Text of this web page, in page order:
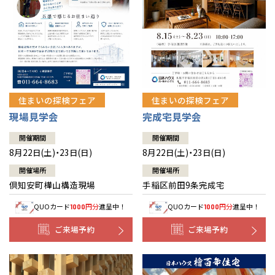
住まいの探検フェア
現場見学会
開催期間
8月22日(土)・23日(日)
開催場所
倶知安町樺山構造現場
QUOカード1000円分進呈中！
ご来場予約
住まいの探検フェア
完成宅見学会
開催期間
8月22日(土)・23日(日)
開催場所
手稲区前田9条完成宅
QUOカード1000円分進呈中！
ご来場予約
北海道
札幌
道央
道北
道南
道東
東北
青森
秋田
岩手
山形
宮城
福島
甲信越・北陸
新潟
山梨
長野
富山
石川
福井
関東
東京
神奈川
埼玉
千葉
茨城
東海
愛知
岐阜
静岡
三重
近畿
大阪
京都
兵庫
中国・四国
岡山
香川
九州
福岡
分譲マンション
北海道
札幌
札幌
小樽
道央
苫小牧千歳
小樽
道北
道南
道東
釧路
東北
青森県
八戸
青森
秋田県
秋田
岩手県
山形県
宮城県
仙台
福島県
会津
甲信越・北陸
新潟県
長岡
山梨県
長野県
富山県
富山
石川県
福井県
福井
関東
東京都
神奈川県
相模
埼玉県
埼玉
千葉県
千葉
柏
東海
愛知県
岐阜県
岐阜
静岡県
三重県
四日市
近畿
大阪府
大阪
京都府
京都
兵庫県
姫路
奈良県
奈良
中国・四国
岡山県
岡山
九州
福岡県
福岡